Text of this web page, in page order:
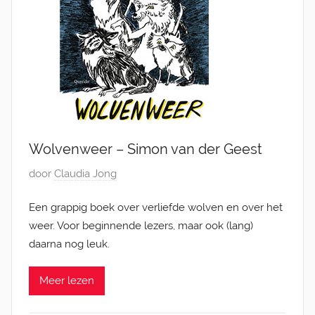
Wolvenweer – Simon van der Geest
G
p
l
a
a
door Claudia Jong
Een grappig boek over verliefde wolven en over het
weer. Voor beginnende lezers, maar ook (lang)
daarna nog leuk.
Meer lezen